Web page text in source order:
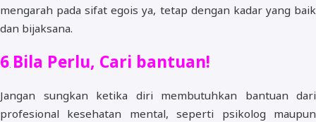
mengarah pada sifat egois ya, tetap dengan kadar yang baik
dan bijaksana.
6. Bila Perlu, Cari bantuan!
Jangan sungkan ketika diri membutuhkan bantuan dari
profesional kesehatan mental, seperti psikolog maupun